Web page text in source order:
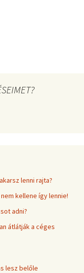
lenni rajta?
kellene így lennie!
adni?
átlátják a céges
lesz belőle